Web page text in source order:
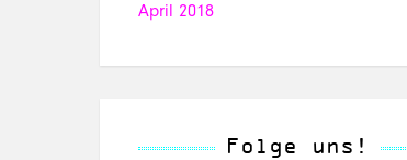
April 2018
Folge uns!